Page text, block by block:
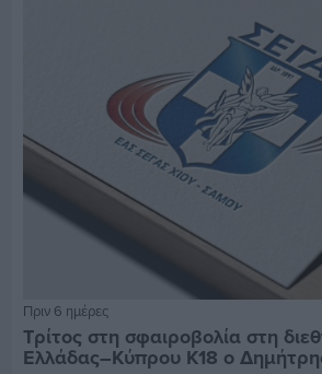
Πριν 6 ημέρες
Τρίτος στη σφαιροβολία στη
Ελλάδας–Κύπρου Κ18 ο